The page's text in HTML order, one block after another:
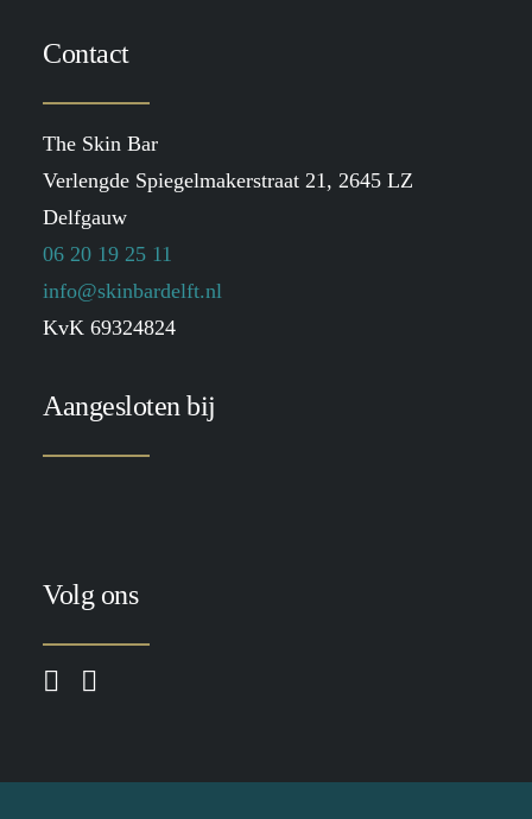
Contact
The Skin Bar
Verlengde Spiegelmakerstraat 21, 2645 LZ
Delfgauw
06 20 19 25 11
info@skinbardelft.nl
KvK 69324824
Aangesloten bij
Volg ons